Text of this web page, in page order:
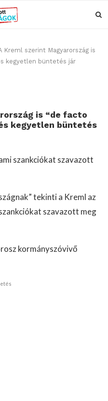
Kreml szerint Magyarország is
kegyetlen büntetés jár
is “de facto
kegyetlen büntetés
szankciókat szavazott
tekinti a Kreml az
szavazott meg
kormányszóvivő